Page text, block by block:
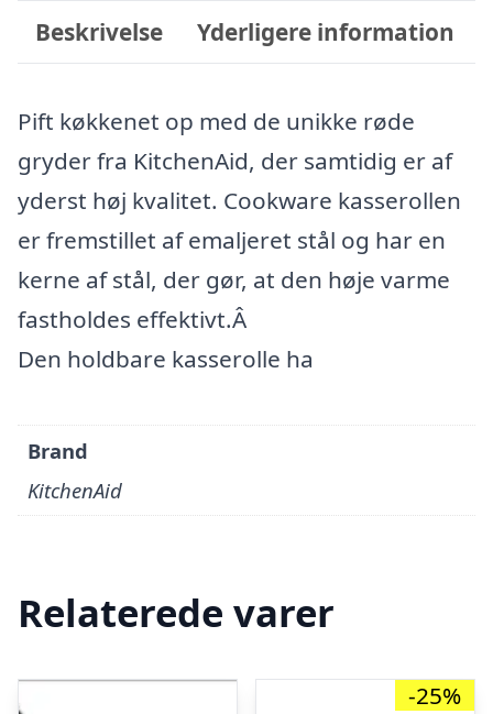
Beskrivelse Yderligere information
Pift køkkenet op med de unikke røde
gryder fra KitchenAid, der samtidig er af
yderst høj kvalitet. Cookware kasserollen
er fremstillet af emaljeret stål og har en
kerne af stål, der gør, at den høje varme
fastholdes effektivt.Â
Den holdbare kasserolle ha
Brand
KitchenAid
Relaterede varer
-25%